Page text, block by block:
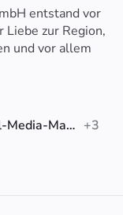
entstand vor
Liebe zur Region,
und vor allem
Marketing.
Web-Design, Videoproduktion, Social-Media-Marketing +3